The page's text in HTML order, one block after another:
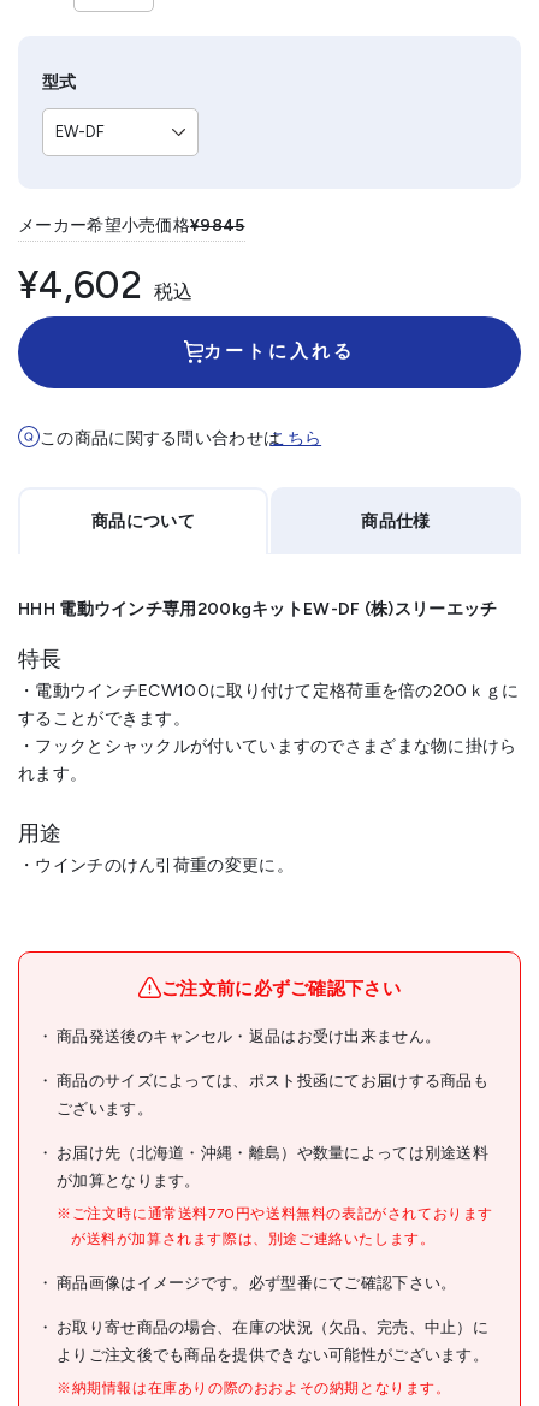
型式
メーカー希望小売価格¥9845
¥4,602 税込
カートに入れる
この商品に関する問い合わせはこちら
商品について
HHH 電動ウインチ専用200kgキットEW-DF (株)スリーエッチ
特長
・電動ウインチECW100に取り付けて定格荷重を倍の200ｋｇに
することができます。
・フックとシャックルが付いていますのでさまざまな物に掛けら
れます。
用途
・ウインチのけん引荷重の変更に。
商品仕様
ブランド名 HHH
商品名
HHH 電動ウインチ専用
200kgキット
型式 EW-DF
JANコード
仕様
●最大吊上荷重(t):0.2
●使用荷重(kg):200
●ラッチ付
ご注文前に必ずご確認下さい
商品発送後のキャンセル・返品はお受け出来ません。
商品のサイズによっては、ポスト投函にてお届けする商品も
ございます。
お届け先（北海道・沖縄・離島）や数量によっては別途送料
が加算となります。
※ご注文時に通常送料770円や送料無料の表記がされております
が送料が加算されます際は、別途ご連絡いたします。
商品画像はイメージです。必ず型番にてご確認下さい。
お取り寄せ商品の場合、在庫の状況（欠品、完売、中止）に
よりご注文後でも商品を提供できない可能性がございます。
※納期情報は在庫ありの際のおおよその納期となります。